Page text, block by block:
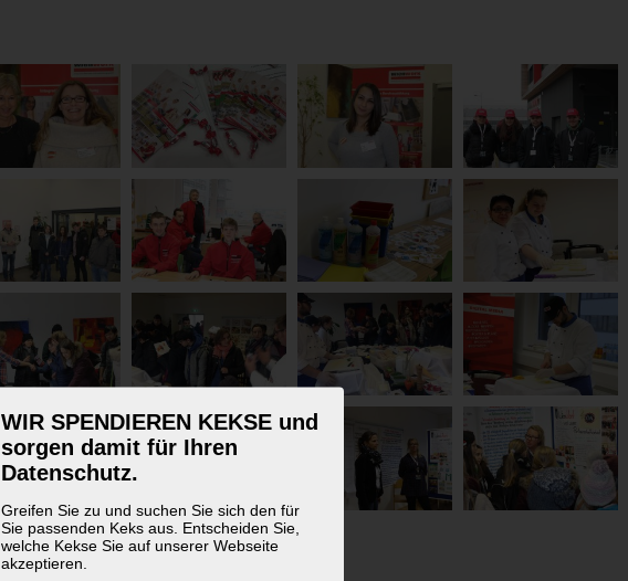
WIR SPENDIEREN KEKSE und
sorgen damit für Ihren
Datenschutz.
Greifen Sie zu und suchen Sie sich den für
Sie passenden Keks aus. Entscheiden Sie,
welche Kekse Sie auf unserer Webseite
akzeptieren.